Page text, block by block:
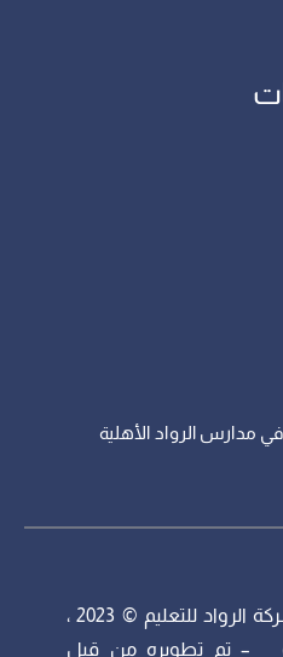
مدارس الرواد الأهلية
مدارس الرواد التابعة لشركة الرواد للتعليم © 2023 ،
– تم تطويره من قبل